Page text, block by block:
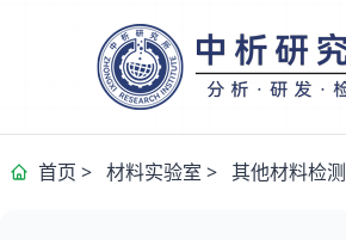
首页 > 材料实验室 > 其他材料检测